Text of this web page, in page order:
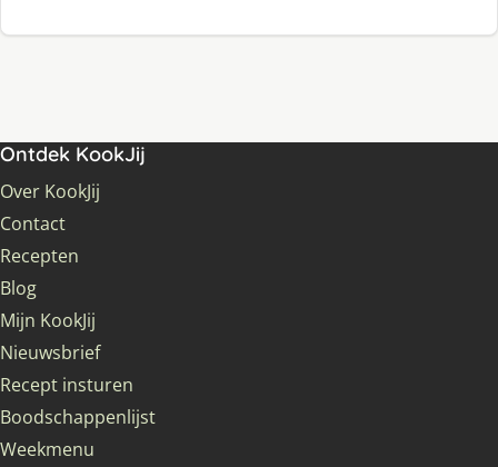
Ontdek KookJij
Over KookJij
Contact
Recepten
Blog
Mijn KookJij
Nieuwsbrief
Recept insturen
Boodschappenlijst
Weekmenu